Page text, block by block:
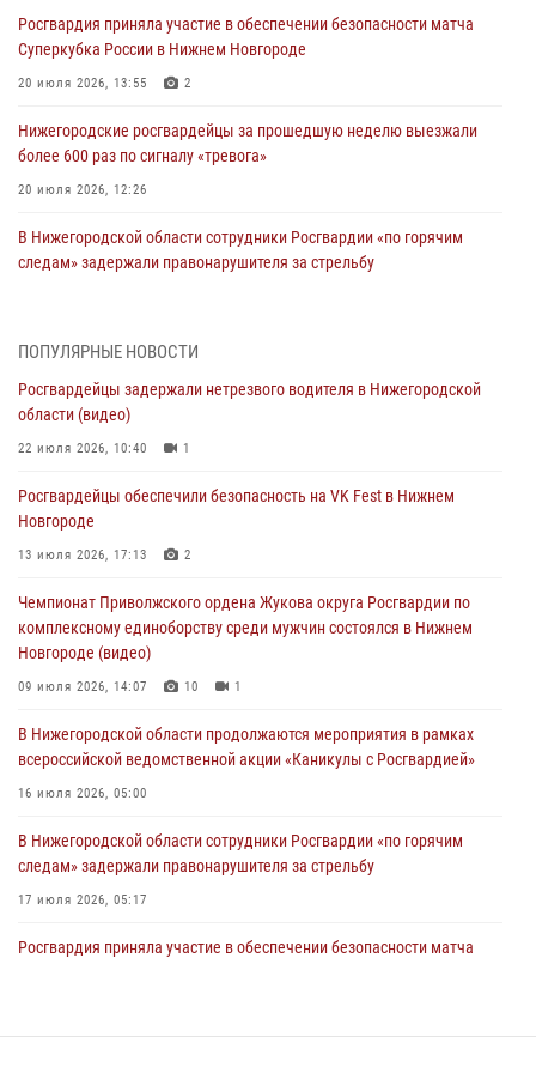
Росгвардия приняла участие в обеспечении безопасности матча
Суперкубка России в Нижнем Новгороде
20 июля 2026, 13:55 2
Нижегородские росгвардейцы за прошедшую неделю выезжали
более 600 раз по сигналу «тревога»
20 июля 2026, 12:26
В Нижегородской области сотрудники Росгвардии «по горячим
следам» задержали правонарушителя за стрельбу
В Нижегородской области продолжаются мероприятия в рамках
16 июля 2026, 05:00
Росгвардейцы обеспечили безопасность на VK Fest в Нижнем
13 июля 2026, 17:13
Нижегородские росгвардейцы за прошедшую неделю выезжали
13 июля 2026, 06:45
Росгвардейцы предотвратили серию краж в Нижнем Новгороде
10 июля 2026, 09:38
ПОПУЛЯРНЫЕ НОВОСТИ
Росгвардейцы задержали нетрезвого водителя в Нижегородской
области (видео)
22 июля 2026, 10:40 1
Росгвардейцы обеспечили безопасность на VK Fest в Нижнем
Новгороде
13 июля 2026, 17:13 2
Чемпионат Приволжского ордена Жукова округа Росгвардии по
комплексному единоборству среди мужчин состоялся в Нижнем
Новгороде (видео)
09 июля 2026, 14:07 10 1
В Нижегородской области продолжаются мероприятия в рамках
всероссийской ведомственной акции «Каникулы с Росгвардией»
16 июля 2026, 05:00
В Нижегородской области сотрудники Росгвардии «по горячим
следам» задержали правонарушителя за стрельбу
17 июля 2026, 05:17
Росгвардия приняла участие в обеспечении безопасности матча